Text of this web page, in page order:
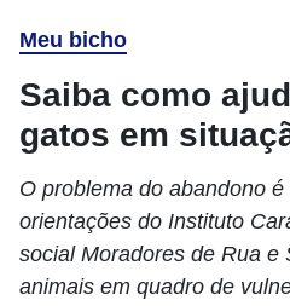
Meu bicho
Saiba como
gatos em
O problema do abandono
orientações do Instituto
social Moradores de Rua e
animais em quadro de